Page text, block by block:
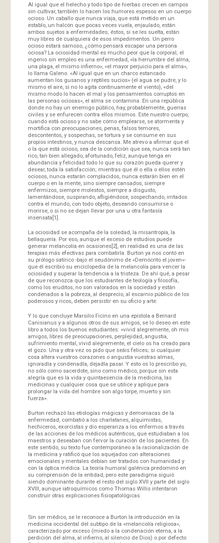
Al igual que el helecho y todo tipo de hierbas crecen en campos
sin cultivar, también lo hacen los humores espesos en un cuerpo
ocioso. Un caballo que nunca viaja, que está metido en un
establo, un halcón que pocas veces vuela, enjaulado, están
ambos sujetos a enfermedades; éstos, si se les suelta, están
muy libres de cualquiera de esos impedimentos. Un perro
ocioso estará sarnoso, ¿cómo pensará escapar una persona
ociosa? La ociosidad mental es mucho peor que la corporal; el
ingenio sin empleo es una enfermedad, «la herrumbre del alma,
una plaga, el mismo infierno», «el mayor perjuicio para el alma»,
lo llama Galeno. «Al igual que en un charco estancado
aumentan los gusanos y reptiles sucios» (el agua se pudre, y lo
mismo el aire, si no lo agita continuamente el viento), «del
mismo modo lo hacen el mal y los pensamientos corruptos en
las personas ociosas», el alma se contamina. En una república
donde no hay un enemigo público, hay, probablemente, guerras
civiles y se enfurecen contra ellos mismos. Este nuestro cuerpo,
cuando está ocioso y no sabe cómo emplearse, se atormenta y
mortifica con preocupaciones, penas, falsos temores,
descontentos, y sospechas, se tortura y se consume en sus
propios intestinos, y nunca descansa. Me atrevo a afirmar que el
o la que está ocioso, sea de la condición que sea, nunca será tan
rico, tan bien allegado, afortunado, feliz, aunque tenga en
abundancia y felicidad todo lo que su corazón pueda querer y
desear, toda la satisfacción; mientras que él o ella o ellos estén
ociosos, nunca estarán complacidos, nunca estarán bien en el
cuerpo o en la mente, sino siempre cansados, siempre
enfermizos, siempre molestos, siempre a disgusto,
lamentándose, suspirando, afligiéndose, sospechando, irritados
contra el mundo, con todo objeto, deseando consumirse o
morirse, o si no se dejan llevar por una u otra fantasía
insensata[1]
La ociosidad se acompaña de la soledad, la misantropía, la
bellaquería. Por eso, aunque el exceso de estudios puede
generar melancolía en ocasiones[2] , en realidad es una de las
terapias más efectivas para combatirla. Burton ya nos contó en
su prólogo satírico -bajo el seudónimo de «Demócrito el joven»-
que él escribió su enciclopedia de la melancolía para vencer la
ociosidad y superar la tendencia a la tristeza. De ahí qué, a pesar
de que reconozca que los estudiantes de teología y filosofía,
como los eruditos, no son valorados en la sociedad y están
condenados a la pobreza, al desprecio, al escarnio público de los
poderosos y ricos, deben persistir en su oficio y arte:
Y lo que concluye Marsilio Ficino en una epístola a Bernard
Canisianus y a algunos otros de sus amigos, se lo deseo en este
libro a todos los buenos estudiantes: «vivid alegremente, oh mis
amigos, libres de preocupaciones, perplejidad, angustia,
sufrimiento mental, vivid alegremente, el cielo os ha creado para
el gozo. Una y otra vez os pido que seáis felices; si cualquier
cosa altera vuestros corazones o angustia vuestras almas,
ignoradla y condenadla, dejadla pasar. Y esto os lo prescribo yo,
no sólo como sacerdote, sino como médico, porque sin esta
alegría que es la vida y quintaesencia de la medicina, las
medicinas y cualquier cosa que se utilice y aplique para
prolongar la vida del hombre son algo torpe, muerto y sin
fuerza».
Burton rechazó las etiologías mágicas y demoniacas de la
enfermedad, combatió a los charlatanes, alquimistas,
hechiceros, exorcistas y dio esperanza a los enfermos a través
de las acciones de los médicos auténticos, que estudiaban a los
maestros y deseaban con fervor la curación de los pacientes. En
este sentido, su texto fue contemporáneo a la racionalización de
la medicina y ratificó que los aquejados con alteraciones
emocionales y mentales debían ser tratados con humanidad y
con la óptica médica. La teoría humoral galénica predominó en
su comprensión de la entidad, pero este paradigma siguió
siendo dominante durante el resto del siglo XVII y parte del siglo
XVIII, aunque iatroquímicos como Thomas Willis intentaron
construir otras explicaciones fisiopatológicas.
Sin ser médico, se le reconoce a Burton la introducción en la
medicina occidental del subtipo de la «melancolía religiosa»,
caracterizado por exceso (miedo a la condenación eterna, a la
perdición del alma, al infierno, al silencio de Dios) o por defecto